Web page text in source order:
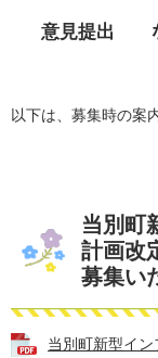
意見提出
以下は、募集時の案
当別町
計画改
募集い
当別町新型イ